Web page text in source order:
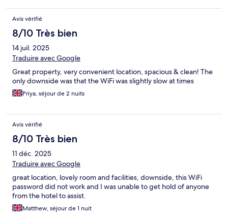
Avis vérifié
8/10 Très bien
14 juil. 2025
Traduire avec Google
Great property, very convenient location, spacious & clean! The
only downside was that the WiFi was slightly slow at times
Priya, séjour de 2 nuits
Avis vérifié
8/10 Très bien
11 déc. 2025
Traduire avec Google
great location, lovely room and facilities, downside, this WiFi
password did not work and I was unable to get hold of anyone
from the hotel to assist.
Matthew, séjour de 1 nuit